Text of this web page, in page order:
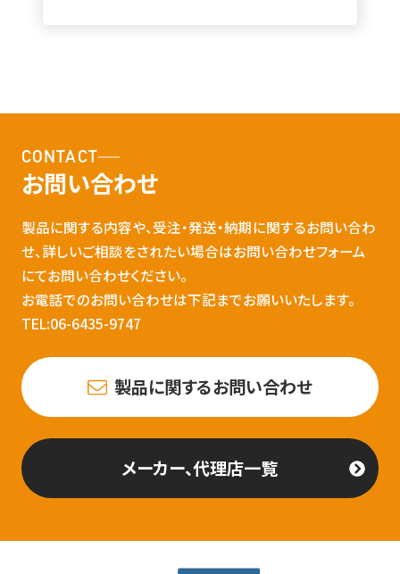
CONTACT
お問い合わせ
製品に関する内容や、受注・発送・納期に関するお問い合わ
せ、詳しいご相談をされたい場合はお問い合わせフォーム
にてお問い合わせください。
お電話でのお問い合わせは下記までお願いいたします。
TEL:06-6435-9747
製品に関するお問い合わせ
メーカー、代理店一覧